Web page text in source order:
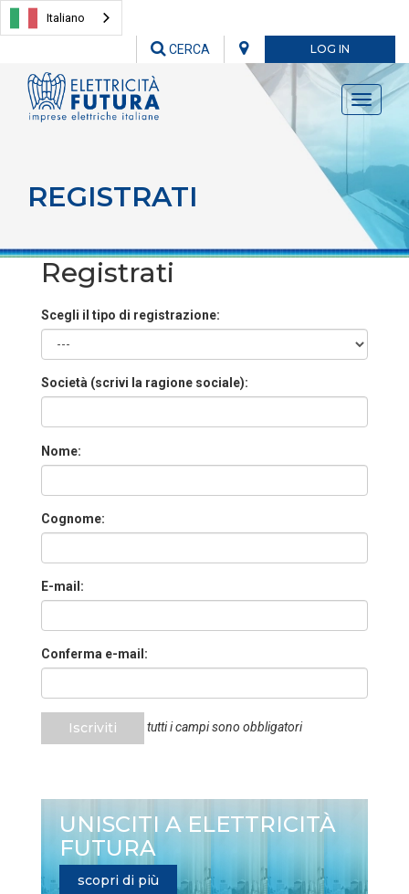
Italiano
LOG IN
CERCA
Toggle
REGISTRATI
Registrati
Scegli il tipo di registrazione:
Società (scrivi la ragione sociale):
Nome:
Cognome:
E-mail:
Conferma e-mail:
Iscriviti tutti i campi sono obbligatori
UNISCITI A ELETTRICITÀ
FUTURA
scopri di più